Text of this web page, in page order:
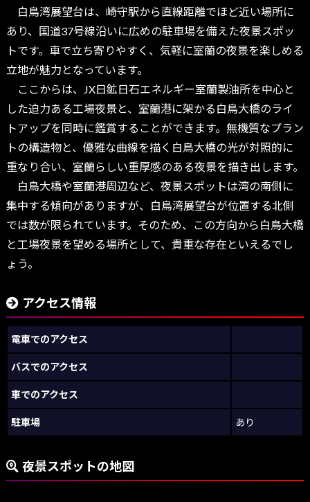
白鳥湾展望台は、崎守駅から直線距離でほど近い場所に
あり、国道37号線沿いに広めの駐車場を備えた夜景スポッ
トです。車で立ち寄りやすく、気軽に室蘭の夜景を楽しめる
立地が魅力となっています。
ここからは、JX日鉱日石エネルギー室蘭製油所を中心と
した迫力ある工場夜景と、室蘭港に架かる白鳥大橋のライ
トアップを同時に鑑賞することができます。無機質なプラン
トの構造物と、優雅な曲線を描く白鳥大橋の光が対照的に
重なり合い、室蘭らしい重厚感のある夜景を描き出します。
白鳥大橋や室蘭港周辺など、夜景スポットは湾の南側に
集中する傾向がありますが、白鳥湾展望台が位置する北側
では数が限られています。そのため、この方向から白鳥大橋
と工場夜景を望める場所として、貴重な存在といえるでし
ょう。
アクセス情報
電車でのアクセス
バスでのアクセス
車でのアクセス
駐車場 あり
夜景スポットの地図